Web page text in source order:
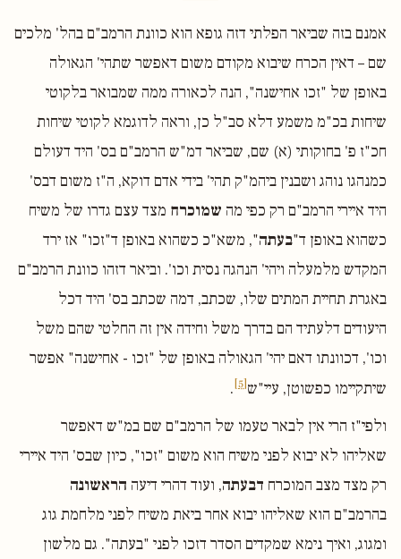
אמנם בזה שביאר הפלתי דזה גופא הוא כוונת הרמב"ם בהל' מלכים
שם – דאין הכרח שיבוא מקודם משום דאפשר שתהי' הגאולה
באופן של "זכו אחישנה", הנה לכאורה ממה שמבואר בלקוטי
שיחות בכ"מ משמע דלא סב"ל כן, וראה לדוגמא לקוטי שיחות
חכ"ז פ' בחוקותי (א) שם, שביאר דמ"ש הרמב"ם בס' היד דעולם
כמנהגו נוהג ושבנין ביהמ"ק תהי' בידי אדם דוקא, ה"ז משום דבס'
היד איירי הרמב"ם רק כפי מה שמוכרח מצד עצם גדרו של משיח
כשהוא באופן ד"בעתה", משא"כ כשהוא באופן ד"זכו" אז ירד
המקדש מלמעלה ויהי' הנהגה נסית וכו'. וביאר דזהו כוונת הרמב"ם
באגרת תחיית המתים שלו, שכתב, דמה שכתב בס' היד דכל
היעודים דלעתיד הם בדרך משל וחידה אין זה החלטי שהם משל
וכו', דכוונתו דאם יהי' הגאולה באופן של "זכו - אחישנה" אפשר
שיתקיימו כפשוטן, עיי"ש[5]
.
ולפי"ז הרי אין לבאר טעמו של הרמב"ם שם במ"ש דאפשר
שאליהו לא יבוא לפני משיח הוא משום "זכו", כיון שבס' היד איירי
רק מצד מצב המוכרח דבעתה, ועוד דהרי דיעה הראשונה
בהרמב"ם הוא שאליהו יבוא אחר ביאת משיח לפני מלחמת גוג
ומגוג, ואיך נימא שמקדים הסדר דזכו לפני "בעתה". גם מלשון